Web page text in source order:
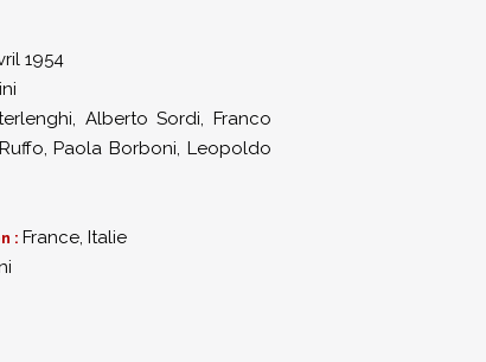
1954
, Alberto Sordi,Franco
,Paola Borboni,Leopoldo
: France, Italie